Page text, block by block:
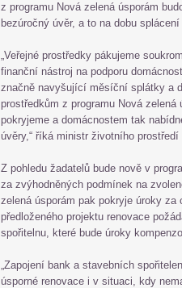
z programu Nová zelená úsporám
bezúročný úvěr, a to na dobu
„Veřejné prostředky pákujeme
finanční nástroj na podporu
značně navyšující měsíční splátky a
prostředkům z programu Nová
pokryjeme a domácnostem tak
úvěry,“ říká ministr životního prostředí
Z pohledu žadatelů bude nově v
za zvýhodněných podmínek na
zelená úsporám pak pokryje úroky
předloženého projektu renovace
spořitelnu, které bude úroky
„Zapojení bank a stavebních
úsporné renovace i v situaci, kdy